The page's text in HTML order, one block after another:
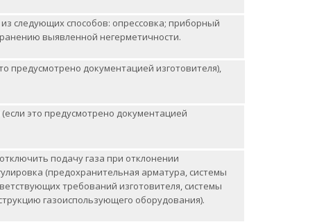
следующих способов: опрессовка; приборный
выявленной негерметичности.
предусмотрено документацией изготовителя),
это предусмотрено документацией
подачу газа при отклонении
(предохранительная арматура, системы
требований изготовителя, системы
газоиспользующего оборудования).